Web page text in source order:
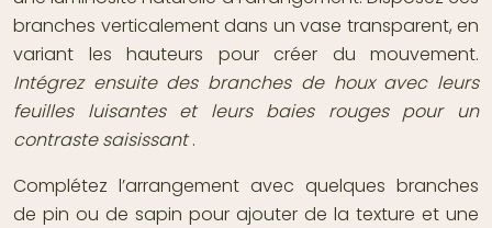
branches verticalement dans un vase transparent, en
variant les hauteurs pour créer du mouvement.
Intégrez ensuite des branches de houx avec leurs
feuilles luisantes et leurs baies rouges pour un
contraste saisissant.
Complétez l’arrangement avec quelques branches
de pin ou de sapin pour ajouter de la texture et une